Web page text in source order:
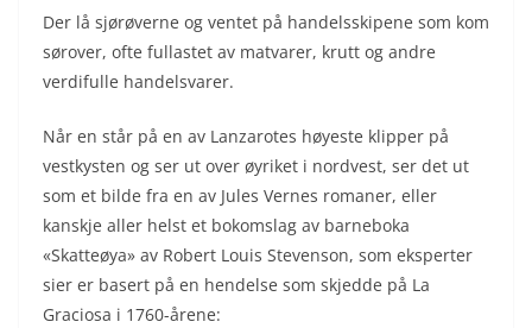
Der lå sjørøverne og ventet på handelsskipene som kom
sørover, ofte fullastet av matvarer, krutt og andre
verdifulle handelsvarer.
Når en står på en av Lanzarotes høyeste klipper på
vestkysten og ser ut over øyriket i nordvest, ser det ut
som et bilde fra en av Jules Vernes romaner, eller
kanskje aller helst et bokomslag av barneboka
«Skatteøya» av Robert Louis Stevenson, som eksperter
sier er basert på en hendelse som skjedde på La
Graciosa i 1760-årene: